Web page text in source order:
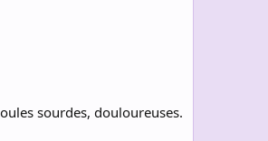
sourdes, douloureuses.